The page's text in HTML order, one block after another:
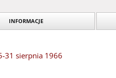
INFORMACJE
31 sierpnia 1966